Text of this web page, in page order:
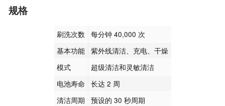
规格
刷洗次数
每分钟 40,000 次
基本功能
紫外线清洁、充电、干燥
模式
超级清洁和灵敏清洁
电池寿命
长达 2 周
清洁周期
预设的 30 秒周期